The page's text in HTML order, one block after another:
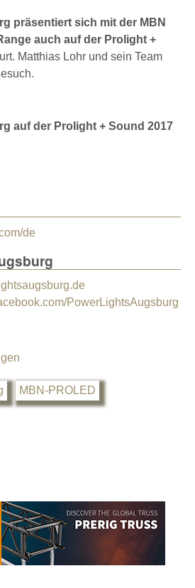
präsentiert sich mit der MBN
auch auf der Prolight +
Matthias Lohr und sein Team
auf der Prolight + Sound 2017
de
PowerLightsAugsburg
MBN-PROLED